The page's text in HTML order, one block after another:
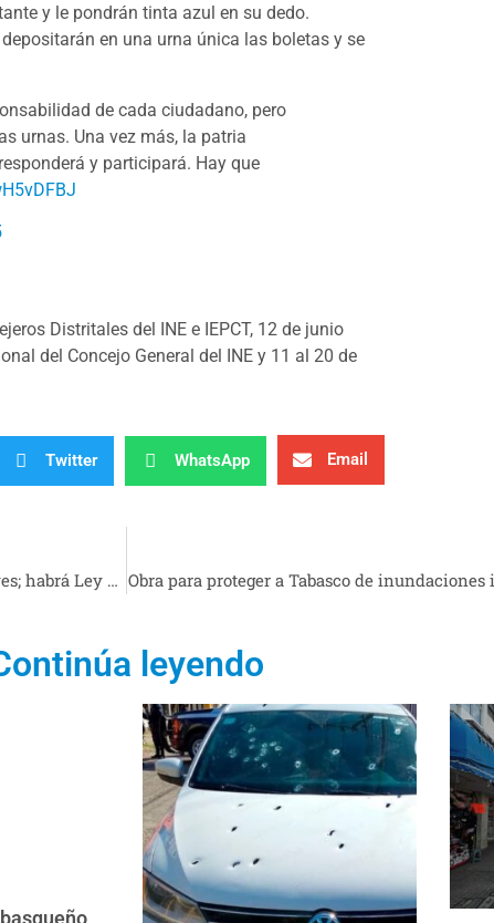
y le pondrán tinta azul en su dedo.
en una urna única las boletas y se
de cada ciudadano, pero
urnas. Una vez más, la patria
y participará. Hay que
Distritales del INE e IEPCT, 12 de junio
del Concejo General del INE y 11 al 20 de
Twitter WhatsApp Email
Elección Judicial en Tabasco: Apresúrese por las cheves; habrá Ley seca Obra para proteger a Tabasco de
leyendo